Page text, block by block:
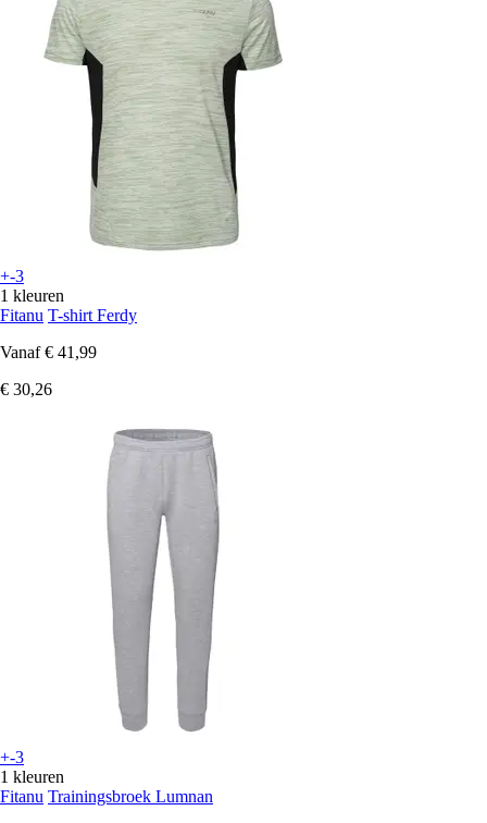
+-3
1 kleuren
Fitanu T-shirt Ferdy
Vanaf € 41,99
€ 30,26
+-3
1 kleuren
Fitanu Trainingsbroek Lumnan